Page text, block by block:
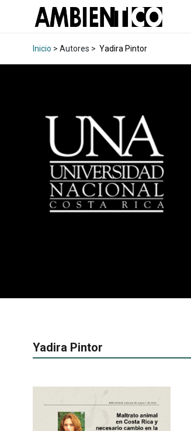
Inicio > Autores > Yadira Pintor
Yadira Pintor